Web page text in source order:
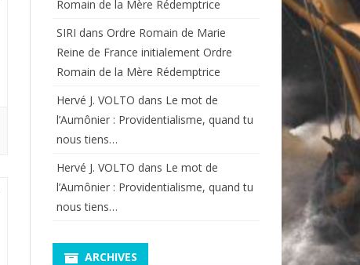
Romain de la Mère Rédemptrice
SIRI dans Ordre Romain de Marie
Reine de France initialement Ordre
Romain de la Mère Rédemptrice
Hervé J. VOLTO dans Le mot de
l’Aumônier : Providentialisme, quand tu
nous tiens…
Hervé J. VOLTO dans Le mot de
l’Aumônier : Providentialisme, quand tu
nous tiens…
ARCHIVES